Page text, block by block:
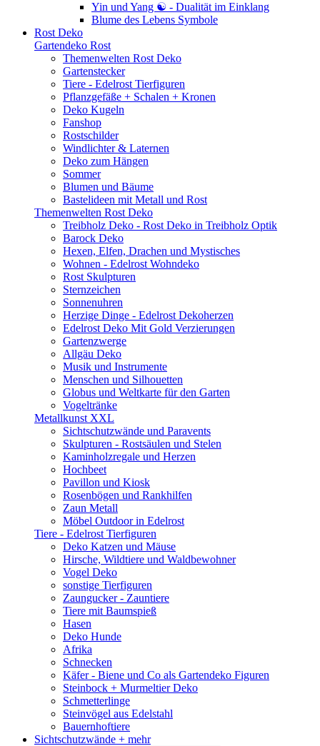
Yin und Yang ☯ - Dualität im Einklang
Blume des Lebens Symbole
Rost Deko
Gartendeko Rost
Themenwelten Rost Deko
Gartenstecker
Tiere - Edelrost Tierfiguren
Pflanzgefäße + Schalen + Kronen
Deko Kugeln
Fanshop
Rostschilder
Windlichter & Laternen
Deko zum Hängen
Sommer
Blumen und Bäume
Bastelideen mit Metall und Rost
Themenwelten Rost Deko
Treibholz Deko - Rost Deko in Treibholz Optik
Barock Deko
Hexen, Elfen, Drachen und Mystisches
Wohnen - Edelrost Wohndeko
Rost Skulpturen
Sternzeichen
Sonnenuhren
Herzige Dinge - Edelrost Dekoherzen
Edelrost Deko Mit Gold Verzierungen
Gartenzwerge
Allgäu Deko
Musik und Instrumente
Menschen und Silhouetten
Globus und Weltkarte für den Garten
Vogeltränke
Metallkunst XXL
Sichtschutzwände und Paravents
Skulpturen - Rostsäulen und Stelen
Kaminholzregale und Herzen
Hochbeet
Pavillon und Kiosk
Rosenbögen und Rankhilfen
Zaun Metall
Möbel Outdoor in Edelrost
Tiere - Edelrost Tierfiguren
Deko Katzen und Mäuse
Hirsche, Wildtiere und Waldbewohner
Vogel Deko
sonstige Tierfiguren
Zaungucker - Zauntiere
Tiere mit Baumspieß
Hasen
Deko Hunde
Afrika
Schnecken
Käfer - Biene und Co als Gartendeko Figuren
Steinbock + Murmeltier Deko
Schmetterlinge
Steinvögel aus Edelstahl
Bauernhoftiere
Sichtschutzwände + mehr